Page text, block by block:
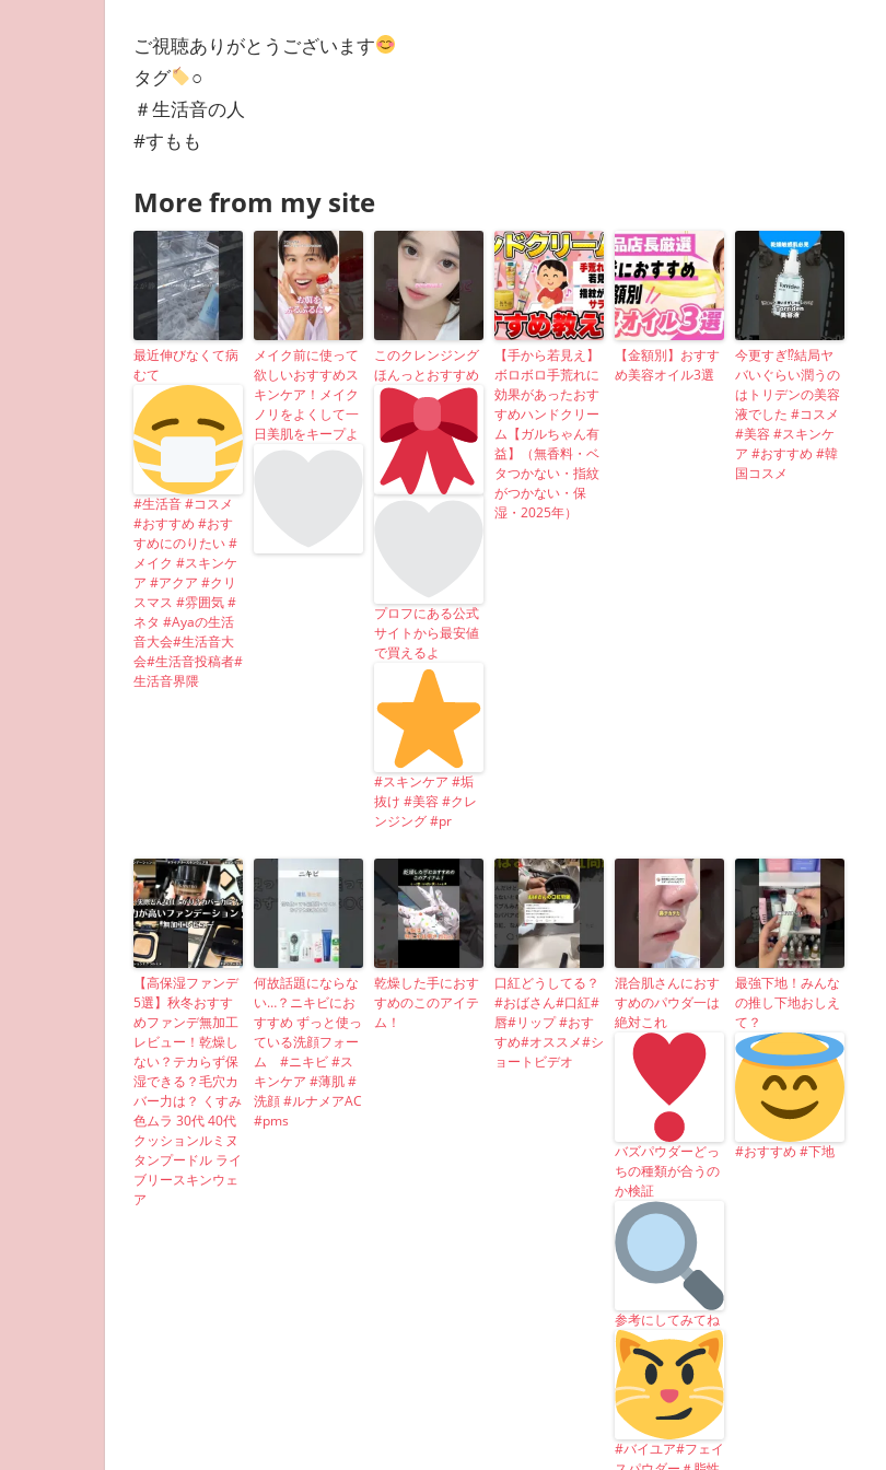
ご視聴ありがとうございます
タグ
○
＃生活音の人
#すもも
More from my site
最近伸びなくて病
むて
#生活音 #コスメ
#おすすめ #おす
すめにのりたい #
メイク #スキンケ
ア #アクア #クリ
スマス #雰囲気 #
ネタ #Ayaの生活
音大会#生活音大
会#生活音投稿者#
生活音界隈
メイク前に使って
欲しいおすすめス
キンケア！メイク
ノリをよくして一
日美肌をキープよ
このクレンジング
ほんっとおすすめ
プロフにある公式
サイトから最安値
で買えるよ
#スキンケア #垢
抜け #美容 #クレ
ンジング #pr
【手から若見え】
ボロボロ手荒れに
効果があったおす
すめハンドクリー
ム【ガルちゃん有
益】（無香料・ベ
タつかない・指紋
がつかない・保
湿・2025年）
【金額別】おすす
め美容オイル3選
今更すぎ⁉︎結局ヤ
バいぐらい潤うの
はトリデンの美容
液でした #コスメ
#美容 #スキンケ
ア #おすすめ #韓
国コスメ
【高保湿ファンデ
5選】秋冬おすす
めファンデ無加工
レビュー！乾燥し
ない？テカらず保
湿できる？毛穴カ
バー力は？ くすみ
色ムラ 30代 40代
クッションルミヌ
タンプードル ライ
ブリースキンウェ
ア
何故話題にならな
い…？ニキビにお
すすめ ずっと使っ
ている洗顔フォー
ム #ニキビ #ス
キンケア #薄肌 #
洗顔 #ルナメアAC
#pms
乾燥した手におす
すめのこのアイテ
ム！
口紅どうしてる？
#おばさん#口紅#
唇#リップ #おす
すめ#オススメ#シ
ョートビデオ
混合肌さんにおす
すめのパウダ一は
絶対これ
バズパウダーどっ
ちの種類が合うの
か検証
参考にしてみてね
#バイユア#フェイ
最強下地！みんな
の推し下地おしえ
て？
#おすすめ #下地